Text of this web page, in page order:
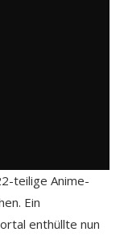
teilige Anime-
Ein
enthüllte nun